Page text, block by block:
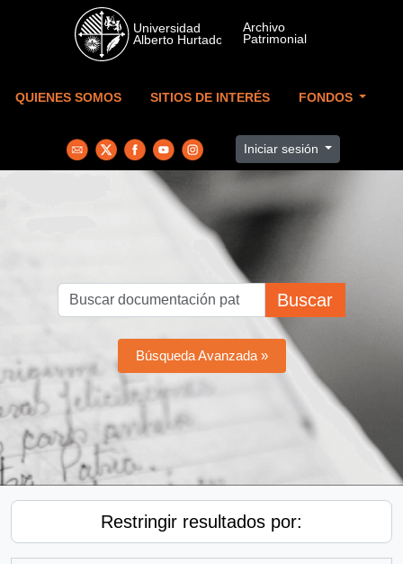
Skip to main content
QUIENES SOMOS SITIOS DE INTERÉS FONDOS
Iniciar sesión
Buscar
Búsqueda Avanzada »
Restringir resultados por: